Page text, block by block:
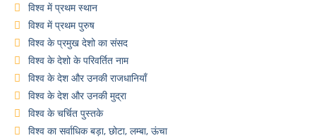
विश्व में प्रथम स्थान
विश्व में प्रथम पुरुष
विश्व के प्रमुख देशो का संसद
विश्व के देशो के परिवर्तित नाम
विश्व के देश और उनकी राजधानियाँ
विश्व के देश और उनकी मुद्रा
विश्व के चर्चित पुस्तके
विश्व का सर्वाधिक बड़ा, छोटा, लम्बा, ऊंचा